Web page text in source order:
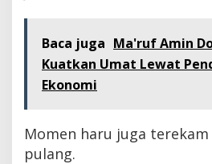
Baca juga Ma'ruf Amin
Kuatkan Umat Lewat
Ekonomi
Momen haru juga terekam
pulang.